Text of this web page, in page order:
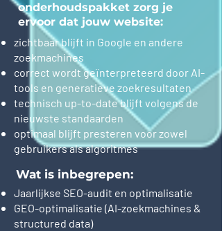
onderhoudspakket zorg je
ervoor dat jouw website:
zichtbaar blijft in Google en andere
zoekmachines
correct wordt geïnterpreteerd door AI-
tools en generatieve zoekresultaten
technisch up-to-date blijft volgens de
nieuwste standaarden
optimaal blijft presteren voor zowel
gebruikers als algoritmes
Wat is inbegrepen:
Jaarlijkse SEO-audit en optimalisatie
GEO-optimalisatie (AI-zoekmachines &
structured data)